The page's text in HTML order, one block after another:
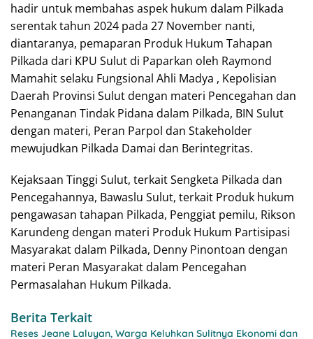
hadir untuk membahas aspek hukum dalam Pilkada
serentak tahun 2024 pada 27 November nanti,
diantaranya, pemaparan Produk Hukum Tahapan
Pilkada dari KPU Sulut di Paparkan oleh Raymond
Mamahit selaku Fungsional Ahli Madya , Kepolisian
Daerah Provinsi Sulut dengan materi Pencegahan dan
Penanganan Tindak Pidana dalam Pilkada, BIN Sulut
dengan materi, Peran Parpol dan Stakeholder
mewujudkan Pilkada Damai dan Berintegritas.
Kejaksaan Tinggi Sulut, terkait Sengketa Pilkada dan
Pencegahannya, Bawaslu Sulut, terkait Produk hukum
pengawasan tahapan Pilkada, Penggiat pemilu, Rikson
Karundeng dengan materi Produk Hukum Partisipasi
Masyarakat dalam Pilkada, Denny Pinontoan dengan
materi Peran Masyarakat dalam Pencegahan
Permasalahan Hukum Pilkada.
Berita Terkait
Reses Jeane Laluyan, Warga Keluhkan Sulitnya Ekonomi dan